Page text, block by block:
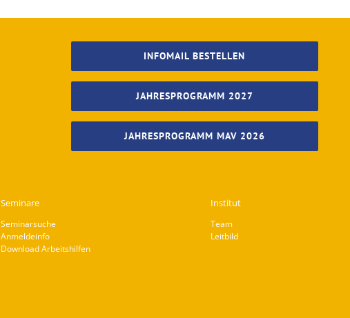
INFOMAIL BESTELLEN
JAHRESPROGRAMM 2027
JAHRESPROGRAMM MAV 2026
Seminare
Seminarsuche
Anmeldeinfo
Download Arbeitshilfen
Institut
Team
Leitbild